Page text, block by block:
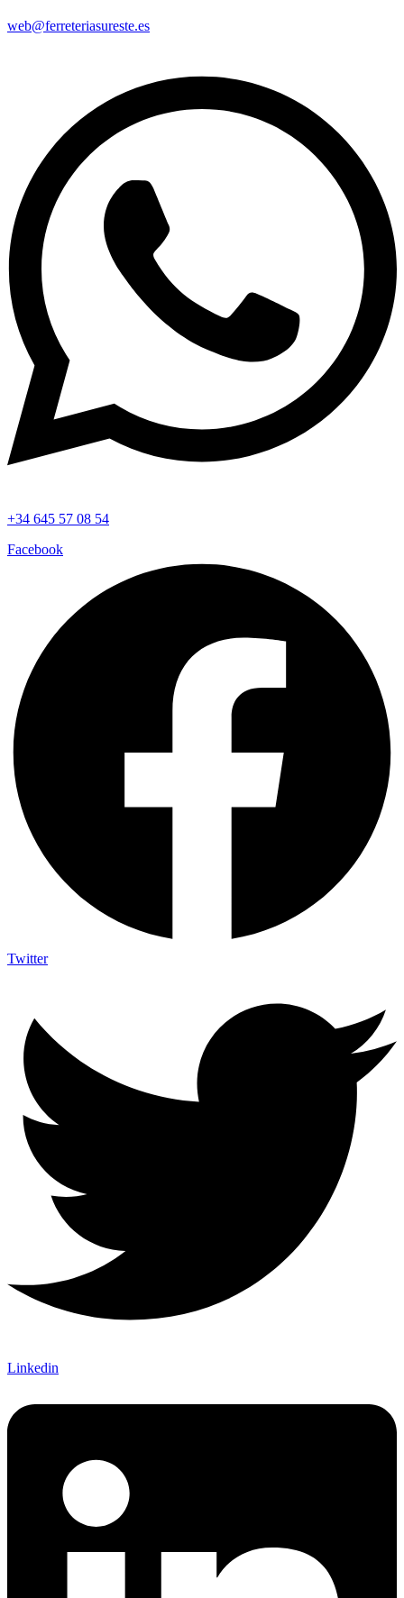
web@ferreteriasureste.es
+34 645 57 08 54
Facebook
Twitter
Linkedin